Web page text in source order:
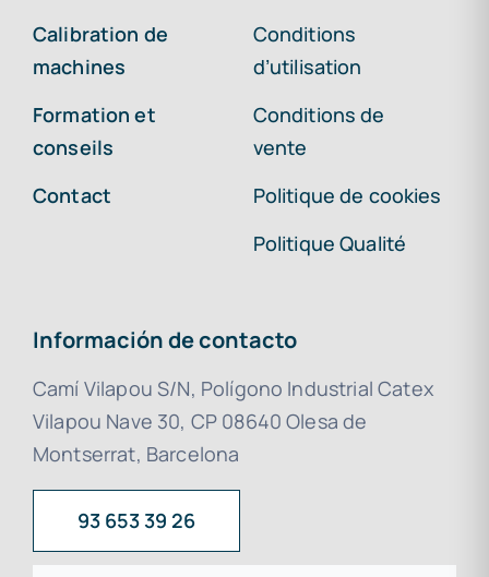
Calibration de
machines
Formation et
conseils
Contact
Conditions
d’utilisation
Conditions de
vente
Politique de cookies
Politique Qualité
Información de contacto
Camí Vilapou S/N, Polígono Industrial Catex
Vilapou Nave 30, CP 08640 Olesa de
Montserrat, Barcelona
93 653 39 26